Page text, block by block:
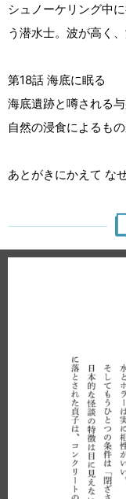
シュノーケリング中
う潜水士。波が高く
第18話 海底に眠る
海底遺跡と噂される
自然の浸食によるも
あとがきにかえて な